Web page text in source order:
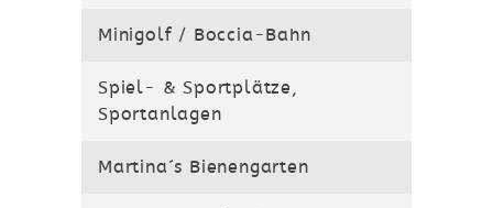
Minigolf / Boccia-Bahn
Spiel- & Sportplätze,
Sportanlagen
Martina´s Bienengarten